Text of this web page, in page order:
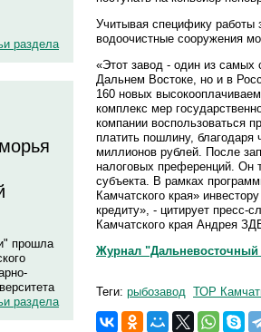
раздела
прошла
раздела
Учитывая специфику работы
водоочистные сооружения
«Этот завод - один из самых
Дальнем Востоке, но и в
160 новых
комплекс мер
компании воспользоваться
платить пошлину,
миллионов рублей. После
налоговых преференций. Он
субъекта. В рамках
Камчатского края»
кредиту», - цитирует пресс-
Камчатского края Андрея
Журнал "Дальневосточный
Теги: рыбозавод ТОР